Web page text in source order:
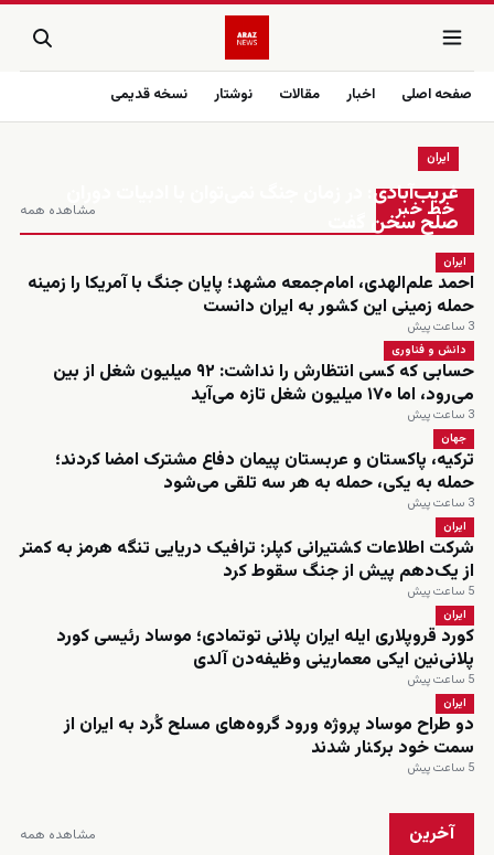
صفحه اصلی اخبار مقالات نوشتار نسخه قدیمی
زنده
خط خبر مشاهده همه
ایران
غریب‌آبادی: در زمان جنگ نمی‌توان با ادبیات دوران
صلح سخن گفت
ایران
احمد علم‌الهدی، امام‌جمعه مشهد؛ پایان جنگ با آمریکا را زمینه
حمله زمینی این کشور به ایران دانست
3 ساعت پیش
دانش و فناوری
حسابی که کسی انتظارش را نداشت: ۹۲ میلیون شغل از بین
می‌رود، اما ۱۷۰ میلیون شغل تازه می‌آید
3 ساعت پیش
جهان
ترکیه، پاکستان و عربستان پیمان دفاع مشترک امضا کردند؛
حمله به یکی، حمله به هر سه تلقی می‌شود
3 ساعت پیش
ایران
شرکت اطلاعات کشتیرانی کپلر: ترافیک دریایی تنگه هرمز به کمتر
از یک‌دهم پیش از جنگ سقوط کرد
5 ساعت پیش
ایران
کورد قروپلاری ایله ایران پلانی توتمادی؛ موساد رئیسی کورد
پلانی‌نین ایکی معمارینی وظیفه‌دن آلدی
5 ساعت پیش
ایران
دو طراح موساد پروژه ورود گروه‌های مسلح کُرد به ایران از
سمت خود برکنار شدند
5 ساعت پیش
آخرین مشاهده همه